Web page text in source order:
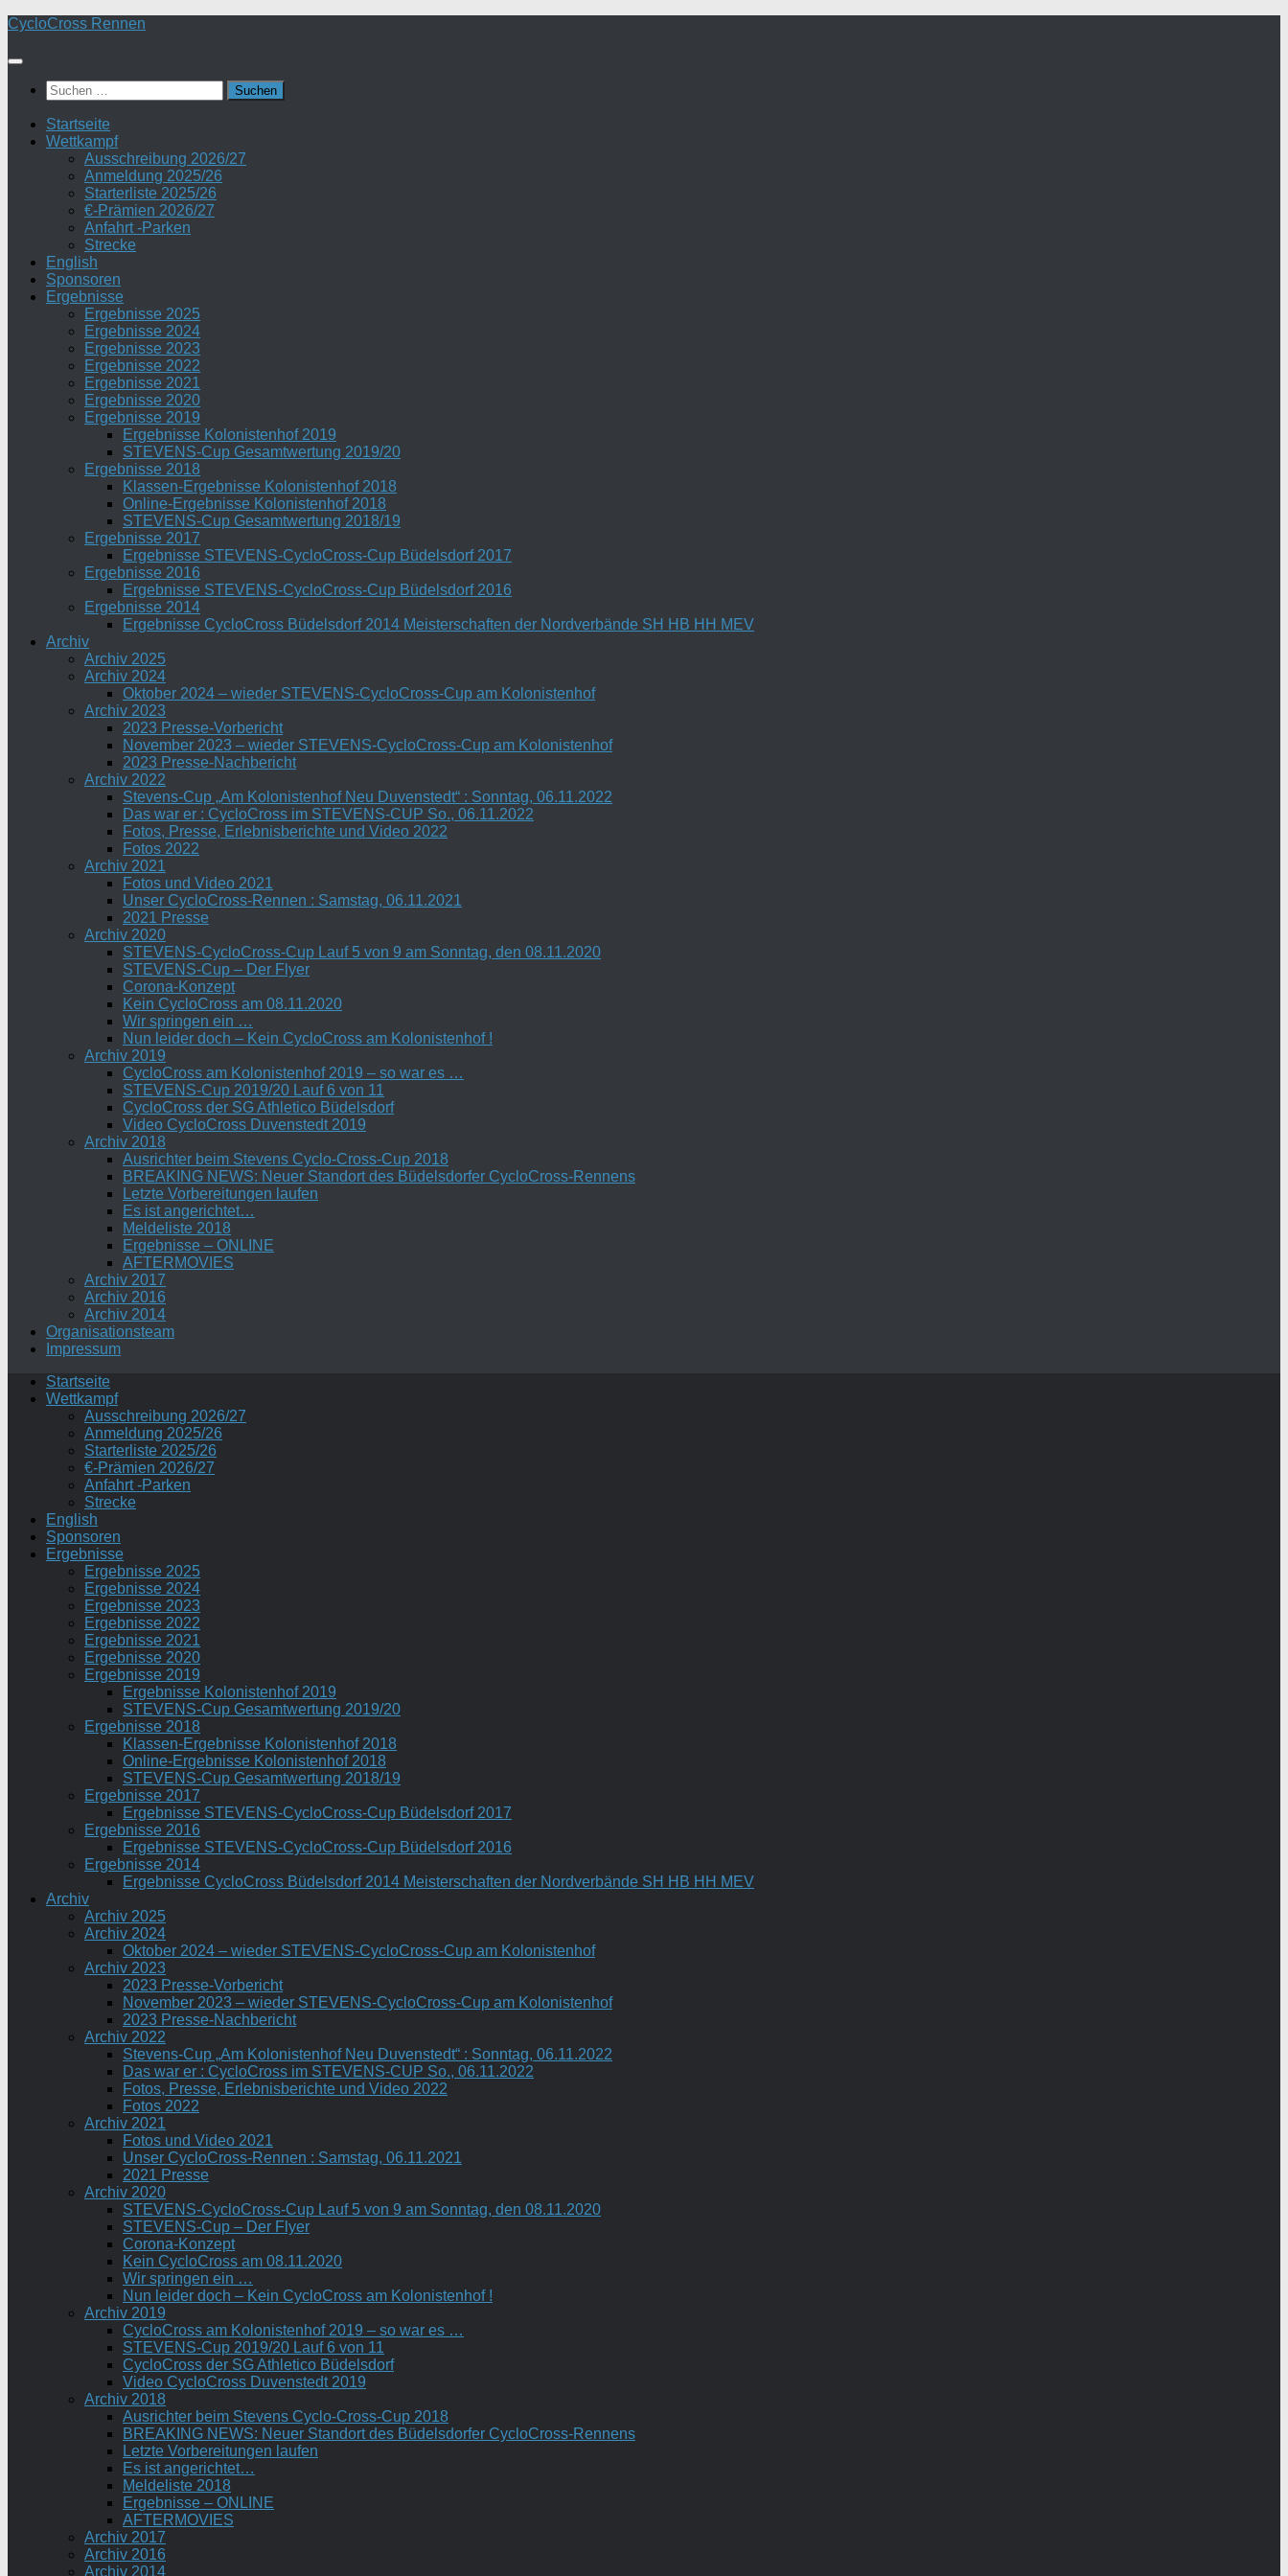
Zum
springen
CycloCross Rennen
Suchen
nach:
Startseite
Wettkampf
Ausschreibung 2026/27
Anmeldung 2025/26
Starterliste 2025/26
€-Prämien 2026/27
Anfahrt -Parken
Strecke
English
Sponsoren
Ergebnisse
Ergebnisse 2025
Ergebnisse 2024
Ergebnisse 2023
Ergebnisse 2022
Ergebnisse 2021
Ergebnisse 2020
Ergebnisse 2019
Ergebnisse Kolonistenhof 2019
STEVENS-Cup Gesamtwertung 2019/20
Ergebnisse 2018
Klassen-Ergebnisse Kolonistenhof 2018
Online-Ergebnisse Kolonistenhof 2018
STEVENS-Cup Gesamtwertung 2018/19
Ergebnisse 2017
Ergebnisse STEVENS-CycloCross-Cup Büdelsdorf 2017
Ergebnisse 2016
Ergebnisse STEVENS-CycloCross-Cup Büdelsdorf 2016
Ergebnisse 2014
Ergebnisse CycloCross Büdelsdorf 2014 Meisterschaften der Nordverbände SH HB HH MEV
Archiv
Archiv 2025
Archiv 2024
Oktober 2024 – wieder STEVENS-CycloCross-Cup am Kolonistenhof
Archiv 2023
2023 Presse-Vorbericht
November 2023 – wieder STEVENS-CycloCross-Cup am Kolonistenhof
2023 Presse-Nachbericht
Archiv 2022
Stevens-Cup „Am Kolonistenhof Neu Duvenstedt“ : Sonntag, 06.11.2022
Das war er : CycloCross im STEVENS-CUP So., 06.11.2022
Fotos, Presse, Erlebnisberichte und Video 2022
Fotos 2022
Archiv 2021
Fotos und Video 2021
Unser CycloCross-Rennen : Samstag, 06.11.2021
2021 Presse
Archiv 2020
STEVENS-CycloCross-Cup Lauf 5 von 9 am Sonntag, den 08.11.2020
STEVENS-Cup – Der Flyer
Corona-Konzept
Kein CycloCross am 08.11.2020
Wir springen ein …
Nun leider doch – Kein CycloCross am Kolonistenhof !
Archiv 2019
CycloCross am Kolonistenhof 2019 – so war es …
STEVENS-Cup 2019/20 Lauf 6 von 11
CycloCross der SG Athletico Büdelsdorf
Video CycloCross Duvenstedt 2019
Archiv 2018
Ausrichter beim Stevens Cyclo-Cross-Cup 2018
BREAKING NEWS: Neuer Standort des Büdelsdorfer CycloCross-Rennens
Letzte Vorbereitungen laufen
Es ist angerichtet…
Meldeliste 2018
Ergebnisse – ONLINE
AFTERMOVIES
Archiv 2017
Archiv 2016
Archiv 2014
Organisationsteam
Impressum
Startseite
Wettkampf
Ausschreibung 2026/27
Anmeldung 2025/26
Starterliste 2025/26
€-Prämien 2026/27
Anfahrt -Parken
Strecke
English
Sponsoren
Ergebnisse
Ergebnisse 2025
Ergebnisse 2024
Ergebnisse 2023
Ergebnisse 2022
Ergebnisse 2021
Ergebnisse 2020
Ergebnisse 2019
Ergebnisse Kolonistenhof 2019
STEVENS-Cup Gesamtwertung 2019/20
Ergebnisse 2018
Klassen-Ergebnisse Kolonistenhof 2018
Online-Ergebnisse Kolonistenhof 2018
STEVENS-Cup Gesamtwertung 2018/19
Ergebnisse 2017
Ergebnisse STEVENS-CycloCross-Cup Büdelsdorf 2017
Ergebnisse 2016
Ergebnisse STEVENS-CycloCross-Cup Büdelsdorf 2016
Ergebnisse 2014
Ergebnisse CycloCross Büdelsdorf 2014 Meisterschaften der Nordverbände SH HB HH MEV
Archiv
Archiv 2025
Archiv 2024
Oktober 2024 – wieder STEVENS-CycloCross-Cup am Kolonistenhof
Archiv 2023
2023 Presse-Vorbericht
November 2023 – wieder STEVENS-CycloCross-Cup am Kolonistenhof
2023 Presse-Nachbericht
Archiv 2022
Stevens-Cup „Am Kolonistenhof Neu Duvenstedt“ : Sonntag, 06.11.2022
Das war er : CycloCross im STEVENS-CUP So., 06.11.2022
Fotos, Presse, Erlebnisberichte und Video 2022
Fotos 2022
Archiv 2021
Fotos und Video 2021
Unser CycloCross-Rennen : Samstag, 06.11.2021
2021 Presse
Archiv 2020
STEVENS-CycloCross-Cup Lauf 5 von 9 am Sonntag, den 08.11.2020
STEVENS-Cup – Der Flyer
Corona-Konzept
Kein CycloCross am 08.11.2020
Wir springen ein …
Nun leider doch – Kein CycloCross am Kolonistenhof !
Archiv 2019
CycloCross am Kolonistenhof 2019 – so war es …
STEVENS-Cup 2019/20 Lauf 6 von 11
CycloCross der SG Athletico Büdelsdorf
Video CycloCross Duvenstedt 2019
Archiv 2018
Ausrichter beim Stevens Cyclo-Cross-Cup 2018
BREAKING NEWS: Neuer Standort des Büdelsdorfer CycloCross-Rennens
Letzte Vorbereitungen laufen
Es ist angerichtet…
Meldeliste 2018
Ergebnisse – ONLINE
AFTERMOVIES
Archiv 2017
Archiv 2016
Archiv 2014